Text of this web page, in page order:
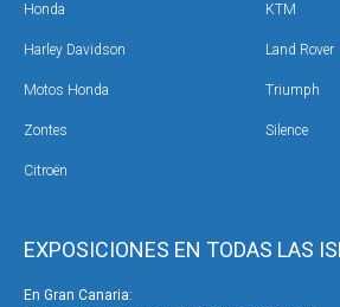
EXPOSICIONES EN TODAS LAS
En Gran Canaria:
Honda KTM
Harley Davidson Land Rover
Motos Honda Triumph
Zontes Silence
Citroën